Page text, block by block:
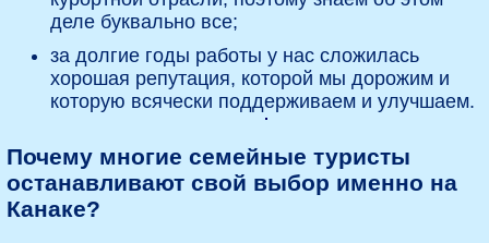
деле буквально все;
за долгие годы работы у нас сложилась
хорошая репутация, которой мы дорожим и
которую всячески поддерживаем и улучшаем.
Почему многие семейные туристы
останавливают свой выбор именно на
Канаке?